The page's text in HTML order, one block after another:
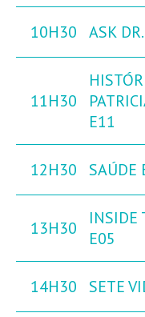
10H30 ASK
11H30
E11
12H30 SAÚDE
13H30
INSIDE
E05
14H30 SETE